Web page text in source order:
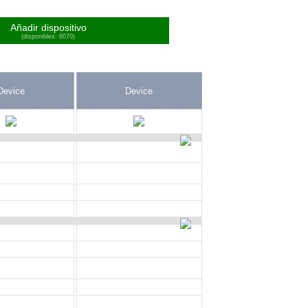
Añadir dispositivo
(disponibles: 6070)
Device